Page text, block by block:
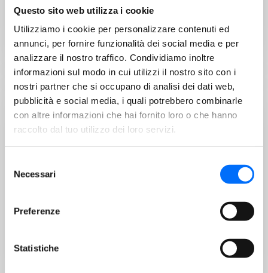
Questo sito web utilizza i cookie
Utilizziamo i cookie per personalizzare contenuti ed
annunci, per fornire funzionalità dei social media e per
analizzare il nostro traffico. Condividiamo inoltre
informazioni sul modo in cui utilizzi il nostro sito con i
nostri partner che si occupano di analisi dei dati web,
pubblicità e social media, i quali potrebbero combinarle
con altre informazioni che hai fornito loro o che hanno
raccolto dal tuo utilizzo dei loro servizi.
delNecessari
Preferenze
Statistiche
verrà effettuata. La raccolta dell’umido si…
SERVIZI
31/07/2026
Inaugurata la quinta pressa per il
Azienda Servizi Municipalizzati di Merano (ASM)
continua ad ampliare la rete di raccolta differenziata